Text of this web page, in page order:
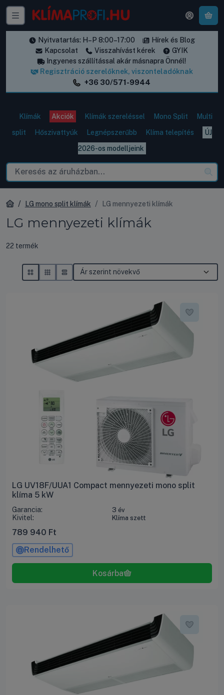
Nyitvatartás: H–P 8:00–17:00
Hírek és Blog
Kapcsolat
Visszahívást kérek
GYIK
Ingyenes szállítással akár másnapra Önnél!
Regisztráció szerelőknek, viszonteladóknak
+36 30/571-9944
Klímák Akciók Klímák szereléssel Mono Split
Multi
split
Hőszivattyúk Legnépszerűbb Klíma telepítés
ÚJ
2026-os modelljeink
LG mono split klímák LG mennyezeti klímák
LG mennyezeti klímák
Összes termék a kategóriában
22 termék
LG UV18F/UUA1 Compact mennyezeti mono split
klíma 5 kW
Garancia: 3 év
Kivitel: Klíma szett
789 940 Ft
Rendelhető